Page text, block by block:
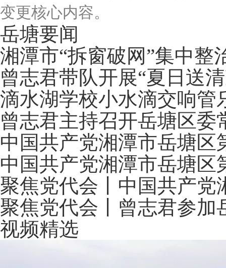
变更核心内容。
岳塘要闻
湘潭市“拆窗破网”集中整
曾志君带队开展“夏日送
滴水湖学校小水滴交响管
曾志君主持召开岳塘区委
中国共产党湘潭市岳塘
中国共产党湘潭市岳塘
聚焦党代会丨中国共产党
聚焦党代会丨曾志君参加
视频精选